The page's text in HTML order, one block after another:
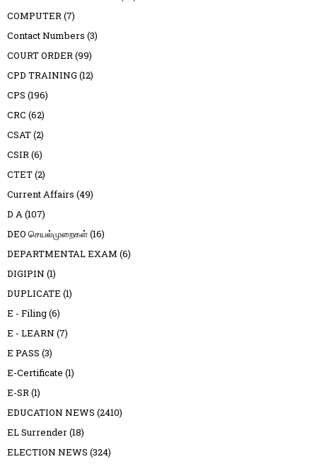
COMPUTER(7)
Contact Numbers (3)
COURT ORDER(99)
CPD TRAINING (12)
CPS (196)
CRC (62)
CSAT(2)
CSIR(6)
CTET(2)
Current Affairs (49)
D A(107)
DEO செயல்முறைகள்(16)
DEPARTMENTAL EXAM (6)
DIGIPIN (1)
DUPLICATE (1)
E - Filing(6)
E - LEARN (7)
E PASS (3)
E-Certificate (1)
E-SR(1)
EDUCATION NEWS (2410)
EL Surrender(18)
ELECTION NEWS (324)